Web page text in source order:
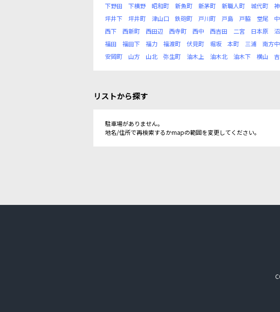
下野田
下横野 昭和町 新魚町 新茅町 新職人町 城代町
坪井下
坪井町 津山口 鉄砲町 戸川町 戸島 戸脇 堂尾
西下
西新町 西田辺 西寺町 西中 西吉田 二宮 日本原 沼
福田
福田下 福力 福渡町 伏見町 堀坂 本町 三浦 南方中
安岡町
山方 山北 弥生町 油木上 油木北 油木下 横山
リストから探す
駐車場がありません。
地名/住所で再検索するかmapの範囲を変更してください。